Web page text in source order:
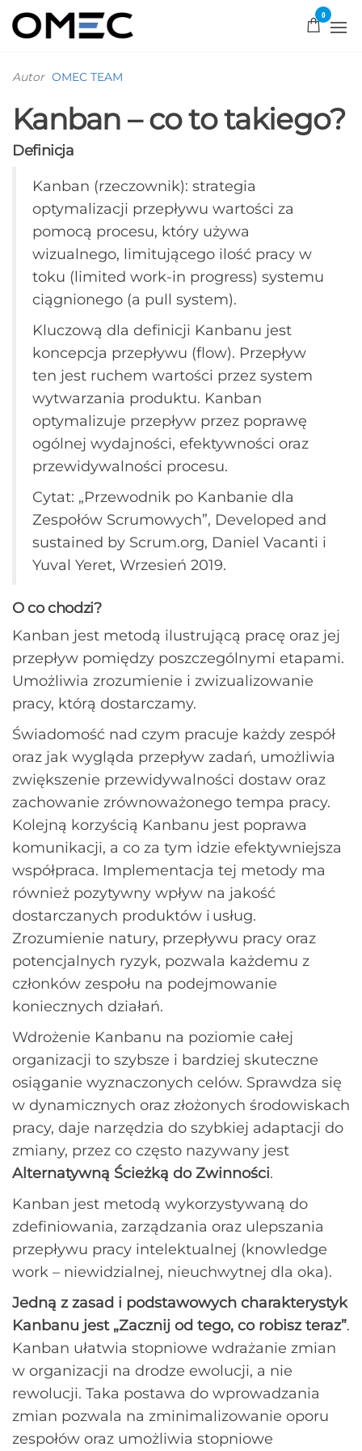
0
Autor OMEC TEAM
Kanban – co to takiego?
Definicja
Kanban (rzeczownik): strategia
optymalizacji przepływu wartości za
pomocą procesu, który używa
wizualnego, limitującego ilość pracy w
toku (limited work-in progress) systemu
ciągnionego (a pull system).
Kluczową dla definicji Kanbanu jest
koncepcja przepływu (flow). Przepływ
ten jest ruchem wartości przez system
wytwarzania produktu. Kanban
optymalizuje przepływ przez poprawę
ogólnej wydajności, efektywności oraz
przewidywalności procesu.
Cytat: „Przewodnik po Kanbanie dla
Zespołów Scrumowych”, Developed and
sustained by Scrum.org, Daniel Vacanti i
Yuval Yeret, Wrzesień 2019.
O co chodzi?
Kanban jest metodą ilustrującą pracę oraz jej
przepływ pomiędzy poszczególnymi etapami.
Umożliwia zrozumienie i zwizualizowanie
pracy, którą dostarczamy.
Świadomość nad czym pracuje każdy zespół
oraz jak wygląda przepływ zadań, umożliwia
zwiększenie przewidywalności dostaw oraz
zachowanie zrównoważonego tempa pracy.
Kolejną korzyścią Kanbanu jest poprawa
komunikacji, a co za tym idzie efektywniejsza
współpraca. Implementacja tej metody ma
również pozytywny wpływ na jakość
dostarczanych produktów i usług.
Zrozumienie natury, przepływu pracy oraz
potencjalnych ryzyk, pozwala każdemu z
członków zespołu na podejmowanie
koniecznych działań.
Wdrożenie Kanbanu na poziomie całej
organizacji to szybsze i bardziej skuteczne
osiąganie wyznaczonych celów. Sprawdza się
w dynamicznych oraz złożonych środowiskach
pracy, daje narzędzia do szybkiej adaptacji do
zmiany, przez co często nazywany jest
Alternatywną Ścieżką do Zwinności.
Kanban jest metodą wykorzystywaną do
zdefiniowania, zarządzania oraz ulepszania
przepływu pracy intelektualnej (knowledge
work – niewidzialnej, nieuchwytnej dla oka).
Jedną z zasad i podstawowych charakterystyk
Kanbanu jest „Zacznij od tego, co robisz teraz”.
Kanban ułatwia stopniowe wdrażanie zmian
w organizacji na drodze ewolucji, a nie
rewolucji. Taka postawa do wprowadzania
zmian pozwala na zminimalizowanie oporu
zespołów oraz umożliwia stopniowe